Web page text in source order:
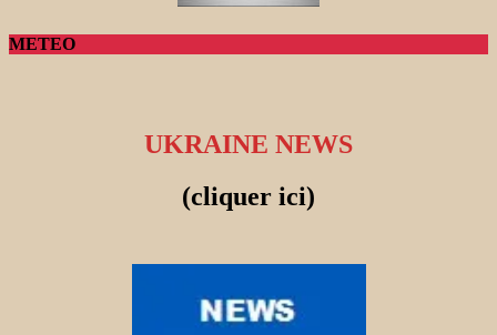
METEO
UKRAINE NEWS
(cliquer ici)